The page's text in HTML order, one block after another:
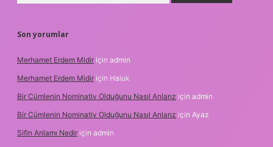
Son yorumlar
Merhamet Erdem Midir için admin
Merhamet Erdem Midir için Haluk
Bir Cümlenin Nominativ Olduğunu Nasıl Anlarız için admin
Bir Cümlenin Nominativ Olduğunu Nasıl Anlarız için Ayaz
Sifin Anlamı Nedir için admin